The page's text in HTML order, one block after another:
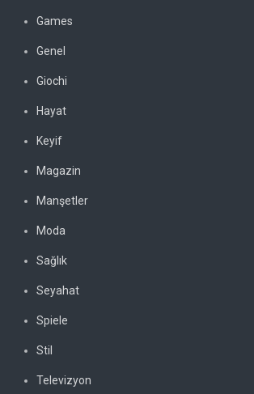
Games
Genel
Giochi
Hayat
Keyif
Magazin
Manşetler
Moda
Sağlık
Seyahat
Spiele
Stil
Televizyon